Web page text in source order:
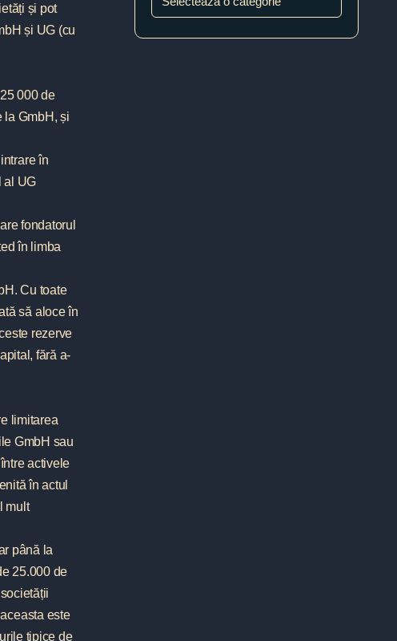
și pot
și UG (cu
000 de
la GmbH, și
în
al UG
fondatorul
în limba
Cu toate
să aloce în
rezerve
fără a-
limitarea
GmbH sau
activele
în actul
mult
până la
25.000 de
este
tipice de